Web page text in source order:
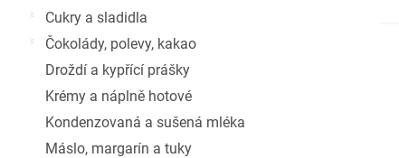
Cukry a sladidla
Čokolády, polevy, kakao
Droždí a kypřící prášky
Krémy a náplně hotové
Kondenzovaná a sušená mléka
Máslo, margarín a tuky